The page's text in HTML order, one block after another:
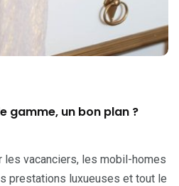
gamme, un bon plan ?
les vacanciers, les mobil-homes
prestations luxueuses et tout le